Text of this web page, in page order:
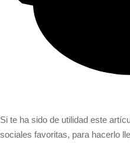
Si te ha sido de utilidad este
sociales favoritas, para hacerlo